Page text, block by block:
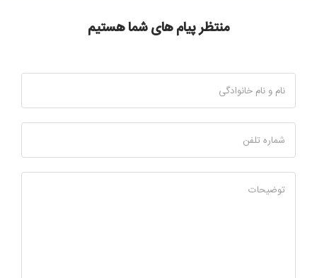
منتظر پیام های شما هستیم
نام و نام خانوادگی
شماره تلفن
توضیحات